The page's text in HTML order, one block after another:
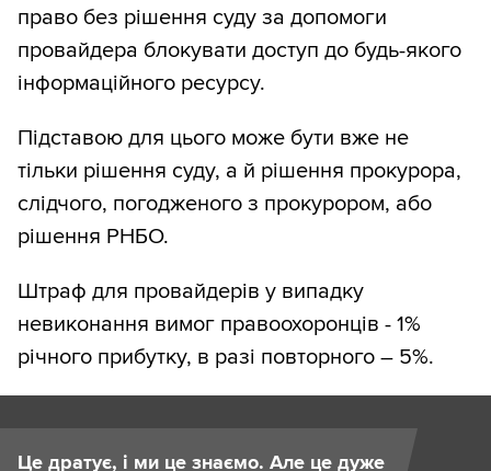
право без рішення суду за допомоги
провайдера блокувати доступ до будь-якого
інформаційного ресурсу.
Підставою для цього може бути вже не
тільки рішення суду, а й рішення прокурора,
слідчого, погодженого з прокурором, або
рішення РНБО.
Штраф для провайдерів у випадку
невиконання вимог правоохоронців - 1%
річного прибутку, в разі повторного – 5%.
Це дратує, і ми це знаємо. Але це дуже